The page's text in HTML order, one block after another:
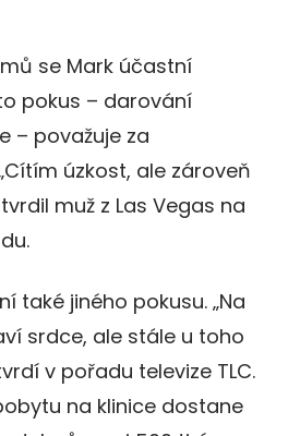
se Mark účastní
pokus – darování
– považuje za
úzkost, ale zároveň
muž z Las Vegas na
také jiného pokusu. „Na
srdce, ale stále u toho
v pořadu televize TLC.
na klinice dostane